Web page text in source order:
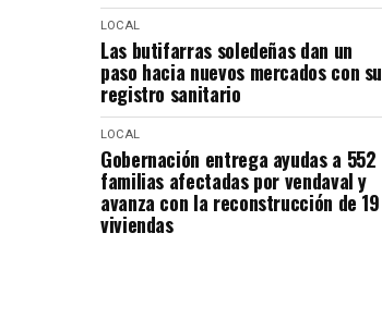
LOCAL
Las butifarras soledeñas dan un
paso hacia nuevos mercados con su
registro sanitario
LOCAL
Gobernación entrega ayudas a 552
familias afectadas por vendaval y
avanza con la reconstrucción de 19
viviendas